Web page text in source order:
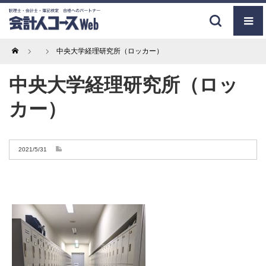
Home 中央大学経理研究所（ロッカー）
中央大学経理研究所（ロッ
カー）
2021/5/31